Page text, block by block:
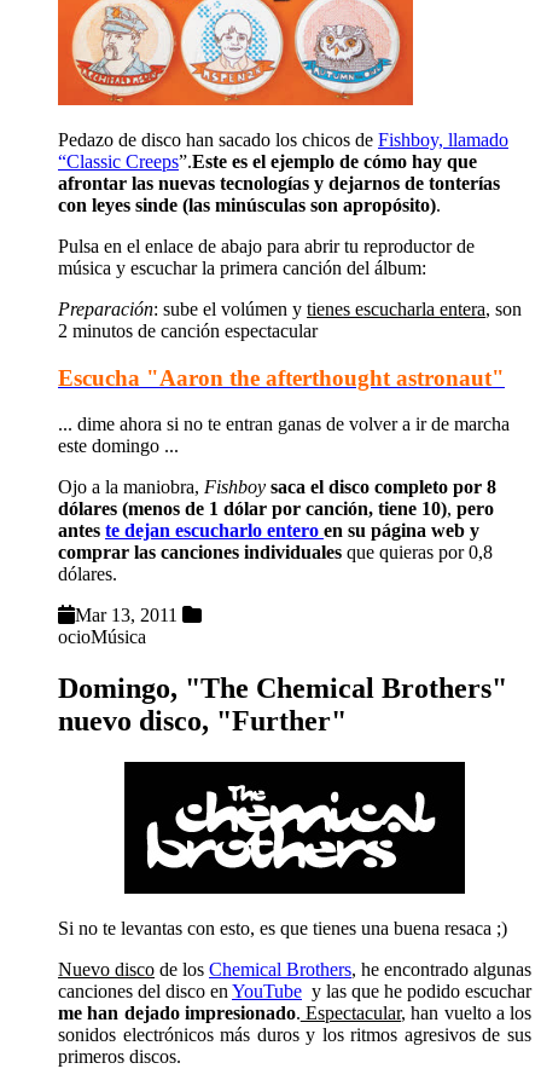
Pedazo de disco han sacado los chicos de Fishboy, llamado
“Classic Creeps”.Este es el ejemplo de cómo hay que
afrontar las nuevas tecnologías y dejarnos de tonterías
con leyes sinde (las minúsculas son apropósito).
Pulsa en el enlace de abajo para abrir tu reproductor de
música y escuchar la primera canción del álbum:
Preparación: sube el volúmen y tienes escucharla entera, son
2 minutos de canción espectacular
Escucha "Aaron the afterthought astronaut"
... dime ahora si no te entran ganas de volver a ir de marcha
este domingo ...
Ojo a la maniobra, Fishboy saca el disco completo por 8
dólares (menos de 1 dólar por canción, tiene 10), pero
antes te dejan escucharlo entero en su página web y
comprar las canciones individuales que quieras por 0,8
dólares.
Mar 13, 2011
ocioMúsica
Domingo, "The Chemical Brothers"
nuevo disco, "Further"
Si no te levantas con esto, es que tienes una buena resaca ;)
Nuevo disco de los Chemical Brothers, he encontrado algunas
canciones del disco en YouTube y las que he podido escuchar
me han dejado impresionado. Espectacular, han vuelto a los
sonidos electrónicos más duros y los ritmos agresivos de sus
primeros discos.